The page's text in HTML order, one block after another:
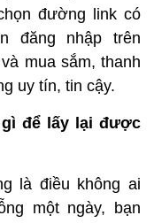
đường link có
đăng nhập trên
mua sắm, thanh
uy tín, tin cậy.
để lấy lại được
là điều không ai
một ngày, bạn